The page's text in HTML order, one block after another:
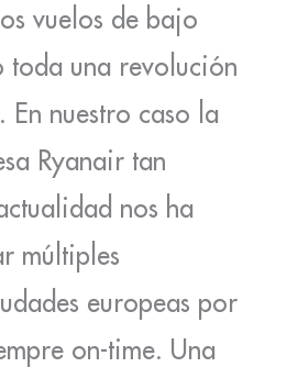
vuelos de bajo
toda una revolución
nuestro caso la
Ryanair tan
nos ha
múltiples
europeas por
on-time. Una